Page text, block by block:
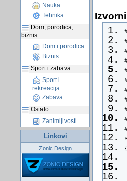
Nauka
Tehnika
Dom, porodica,
biznis
Dom i porodica
Biznis
Sport i zabava
Sport i
rekreacija
Zabava
Ostalo
Zanimljivosti
Linkovi
Zonic Design
{